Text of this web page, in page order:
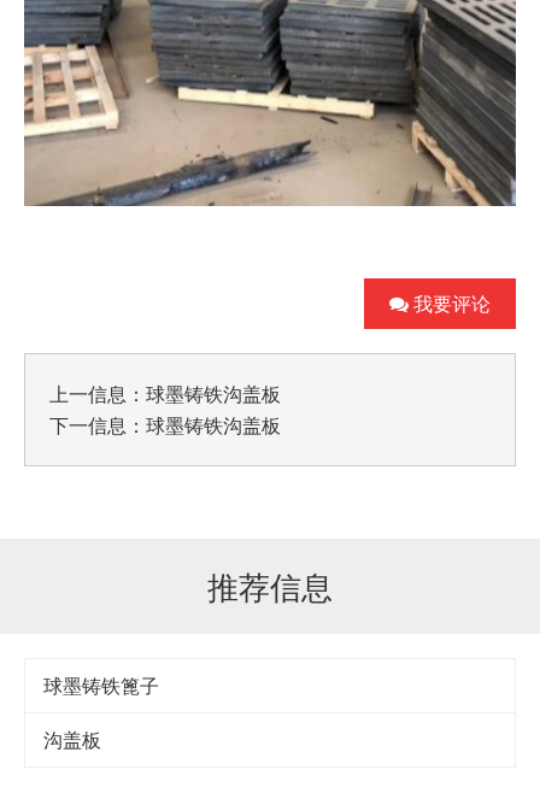
我要评论
上一信息： 球墨铸铁沟盖板
下一信息： 球墨铸铁沟盖板
推荐信息
球墨铸铁篦子
沟盖板